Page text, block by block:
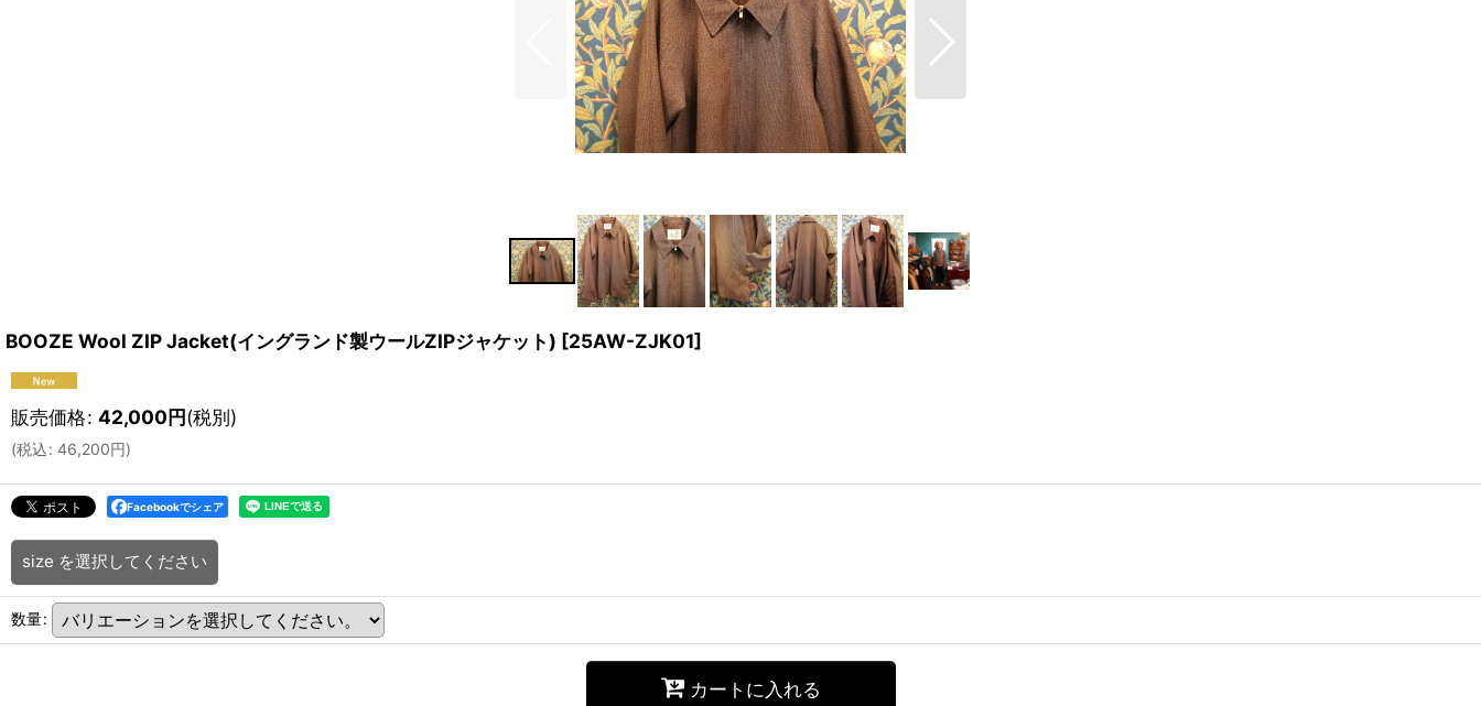
BOOZE Wool ZIP Jacket(イングランド製ウールZIPジャケット) [25AW-ZJK01]
販売価格: 42,000円(税別)
(税込: 46,200円)
Facebookでシェア
size を選択してください
数量:
カートに入れる